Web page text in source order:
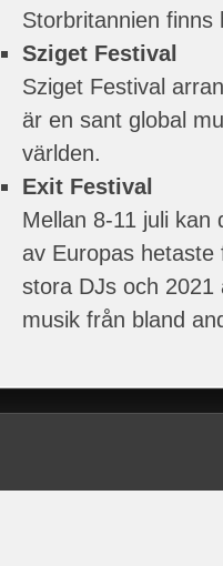
Storbritannien
Sziget Festival
Sziget Festival
är en sant global
världen.
Exit Festival
Mellan 8-11 juli kan
av Europas
stora DJs och
musik från bland